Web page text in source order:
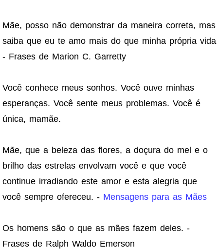
Mãe, posso não demonstrar da maneira correta, mas
saiba que eu te amo mais do que minha própria vida.
- Frases de Marion C. Garretty
Você conhece meus sonhos. Você ouve minhas
esperanças. Você sente meus problemas. Você é
única, mamãe.
Mãe, que a beleza das flores, a doçura do mel e o
brilho das estrelas envolvam você e que você
continue irradiando este amor e esta alegria que
você sempre ofereceu. - Mensagens para as Mães
Os homens são o que as mães fazem deles. -
Frases de Ralph Waldo Emerson